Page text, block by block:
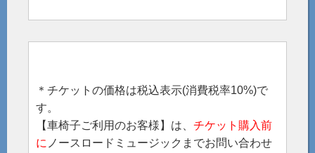
＊チケットの価格は税込表示(消費税率10%)で
す。
【車椅子ご利用のお客様】は、 チケット購入前
に ノースロードミュージックまでお問い合わせ